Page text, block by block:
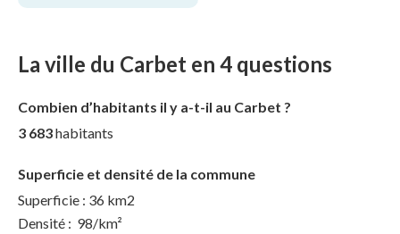
La ville du Carbet en 4 questions
Combien d’habitants il y a-t-il au Carbet ?
3 683habitants
Superficie et densité de la commune
Superficie : 36 km2
Densité : 98/km²